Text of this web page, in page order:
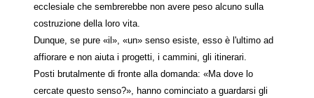
ecclesiale che sembrerebbe non avere peso alcuno sulla
costruzione della loro vita.
Dunque, se pure «il», «un» senso esiste, esso è l'ultimo ad
affiorare e non aiuta i progetti, i cammini, gli itinerari.
Posti brutalmente di fronte alla domanda: «Ma dove lo
cercate questo senso?», hanno cominciato a guardarsi gli